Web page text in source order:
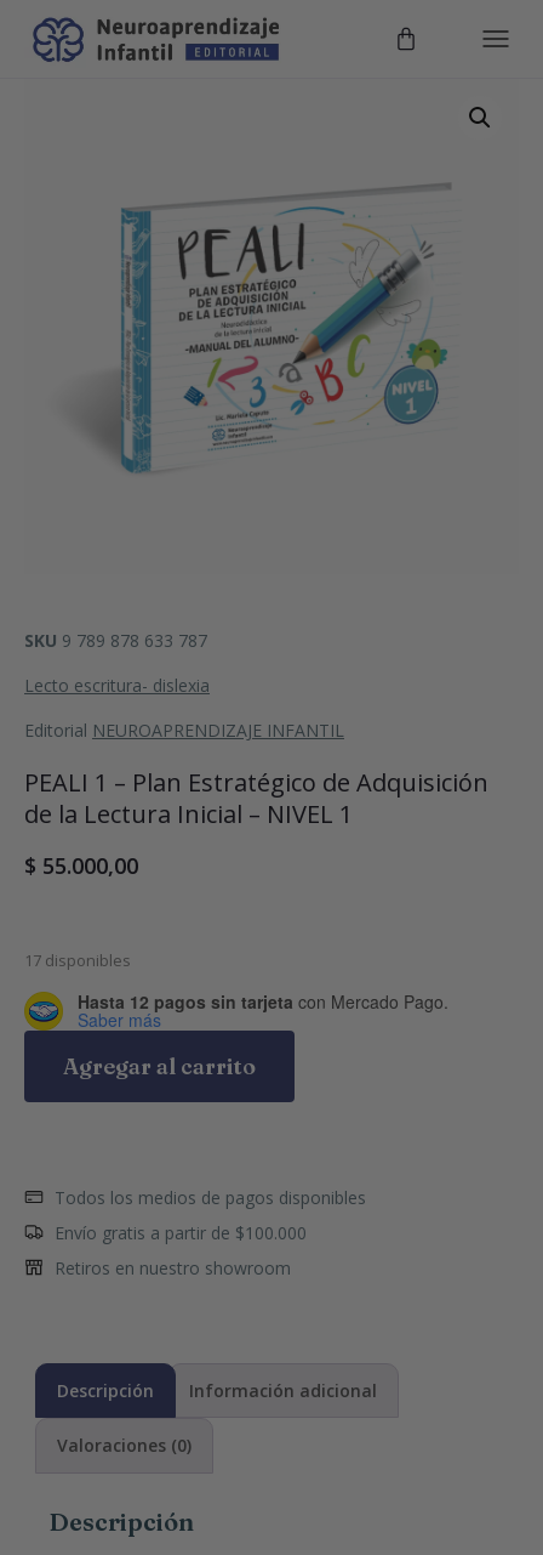
SKU 9 789 878 633 787
Lecto escritura- dislexia
Editorial NEUROAPRENDIZAJE INFANTIL
PEALI 1 – Plan Estratégico de Adquisición
de la Lectura Inicial – NIVEL 1
$ 55.000,00
17 disponibles
Hasta 12 pagos sin tarjeta con Mercado Pago.
Saber más
Agregar al carrito
Todos los medios de pagos disponibles
Envío gratis a partir de $100.000
Retiros en nuestro showroom
Descripción Información adicional
Valoraciones (0)
Descripción